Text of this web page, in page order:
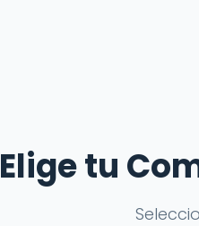
Elige tu